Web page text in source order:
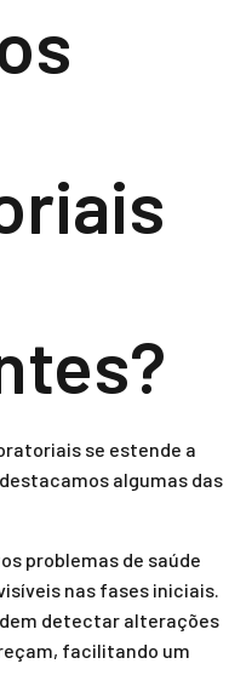
se estende a
algumas das
problemas de saúde
nas fases iniciais.
detectar alterações
facilitando um